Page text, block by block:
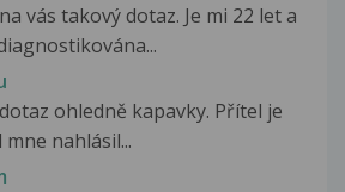
vás takový dotaz. Je mi 22 let a
ohledně kapavky. Přítel je
nahlásil...